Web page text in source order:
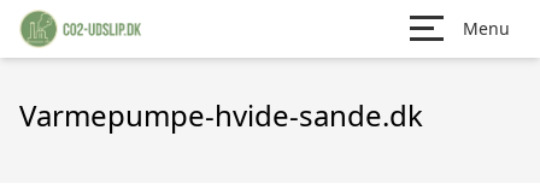
Menu
Varmepumpe-hvide-sande.dk